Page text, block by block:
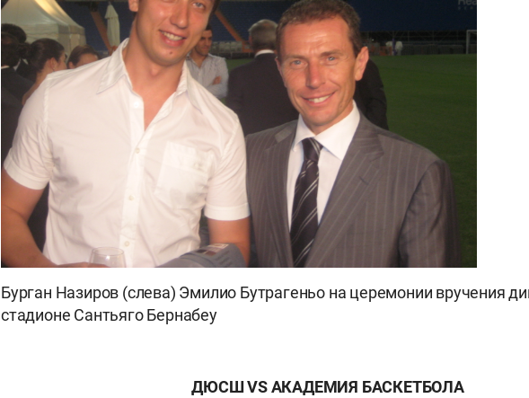
Бурган Назиров (слева) Эмилио Бутрагеньо на церемонии вручения
стадионе Сантьяго Бернабеу
ДЮСШVSАКАДЕМИЯ БАСКЕТБОЛА